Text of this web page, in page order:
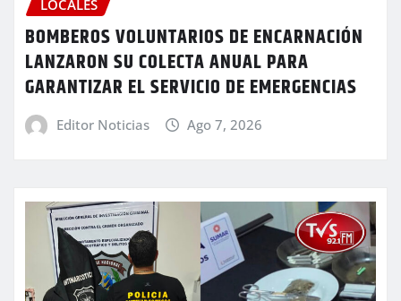
LOCALES
BOMBEROS VOLUNTARIOS DE ENCARNACIÓN
LANZARON SU COLECTA ANUAL PARA
GARANTIZAR EL SERVICIO DE EMERGENCIAS
Editor Noticias Ago 7, 2026